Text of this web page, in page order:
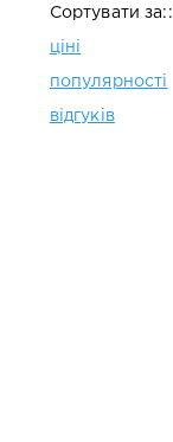
Сортувати за::
ціні
популярності
відгуків